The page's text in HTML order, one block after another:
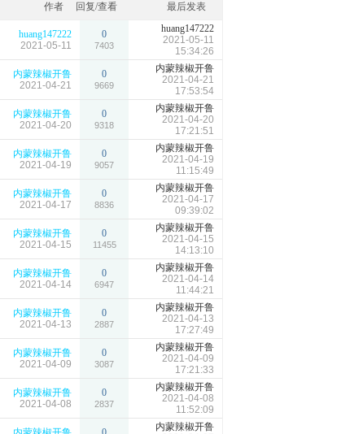
作者 回复/查看 最后发表
huang147222
2021-05-11
0
7403
huang147222
2021-05-11
15:34:26
内蒙辣椒开鲁
2021-04-21
0
9669
内蒙辣椒开鲁
2021-04-21
17:53:54
内蒙辣椒开鲁
2021-04-20
0
9318
内蒙辣椒开鲁
2021-04-20
17:21:51
内蒙辣椒开鲁
2021-04-19
0
9057
内蒙辣椒开鲁
2021-04-19
11:15:49
内蒙辣椒开鲁
2021-04-17
0
8836
内蒙辣椒开鲁
2021-04-17
09:39:02
内蒙辣椒开鲁
2021-04-15
0
11455
内蒙辣椒开鲁
2021-04-15
14:13:10
内蒙辣椒开鲁
2021-04-14
0
6947
内蒙辣椒开鲁
2021-04-14
11:44:21
内蒙辣椒开鲁
2021-04-13
0
2887
内蒙辣椒开鲁
2021-04-13
17:27:49
内蒙辣椒开鲁
2021-04-09
0
3087
内蒙辣椒开鲁
2021-04-09
17:21:33
内蒙辣椒开鲁
2021-04-08
0
2837
内蒙辣椒开鲁
2021-04-08
11:52:09
内蒙辣椒开鲁